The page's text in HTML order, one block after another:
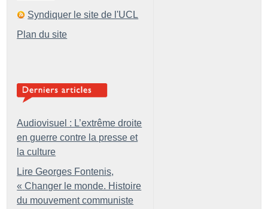
Syndiquer le site de l'UCL
Plan du site
Audiovisuel : L’extrême droite
en guerre contre la presse et
la culture
Lire Georges Fontenis,
« Changer le monde. Histoire
du mouvement communiste